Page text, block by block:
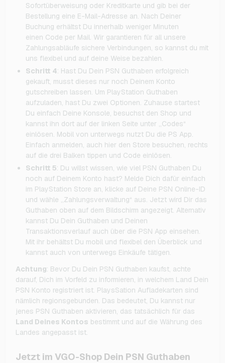
Sofortüberweisung oder Kreditkarte und gib bei der
Bestellung eine E-Mail-Adresse an. Nach Deiner
Buchung erhältst Du innerhalb weniger Minuten
einen Code per Mail. Wir garantieren für all unsere
Zahlungsabläufe sichere Verbindungen, so kannst du mit
uns flexibel und auf deine Weise bezahlen.
Schritt 4: Hast Du Dein PSN Guthaben erfolgreich
gekauft, musst dieses nur noch Deinem Konto
gutschreiben lassen. Um PlayStation Guthaben
aufzuladen, hast Du zwei Optionen. Zuhause startest
Du einfach Deine Konsole, besuchst den Shop und
kannst ihn dort auf der linken Seite unter „Codes“
einlösen. Mobil von unterwegs nutzt Du die PS App.
Einfach anmelden, auch hier den Store besuchen, rechts
auf die drei Balken tippen und Code einlösen.
Schritt 5: Du willst wissen, wie viel PSN Guthaben Du
noch auf Deinem Konto hast? Melde Dich dafür einfach
im PlayStation Store an, klicke auf Deine PSN Online-ID
und wähle „Zahlungsverwaltung“ aus. Jetzt wird Dir das
Guthaben oben auf dem Bildschirm angezeigt. Alternativ
kannst Du Dein Guthaben und Deinen
Transaktionsverlauf auch über die PSN App einsehen.
Mit ihr behältst Du mobil und flexibel den Überblick und
kannst auch von unterwegs Einkäufe tätigen.
Achtung: Bevor Du Dein PSN Guthaben kaufst, achte
darauf, Dich im Vorfeld zu informieren, in welchem Land Dein
PSN Konto registriert ist. PlaysSation Aufladekarten sind
nämlich regionsgebunden. Das bedeutet, Du kannst nur
jenes PSN Guthaben aktivieren, das tatsächlich für das
Land Deines Kontos bestimmt und auf die Währung des
Landes angepasst ist.
Jetzt im VGO-Shop Dein PSN Guthaben